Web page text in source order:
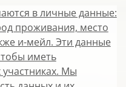
в личные данные:
проживания, место
и-мейл. Эти данные
иметь
Мы